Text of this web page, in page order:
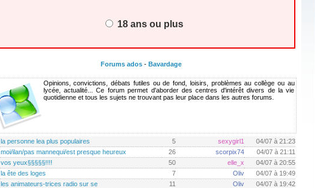
18 ans ou plus
Forums ados- Bavardage
Opinions, convictions, débats futiles ou de fond, loisirs, problèmes au collège ou au
lycée, actualité... Ce forum permet d'aborder des centres d'intérêt divers de la vie
quotidienne et tous les sujets ne trouvant pas leur place dans les autres forums.
la personne lea plus populaires 5 sexygirl1
04/07 à 21:23
moi/ilan/pas mannequi/est presque heureux
26 scorpix74
04/07 à 21:11
vos yeux§§§§§!!!!
50 elle_x
04/07 à 20:55
la ête des loges
7 Oliv
04/07 à 19:49
les animateurs-trices radio sur se
11 Oliv
04/07 à 19:42